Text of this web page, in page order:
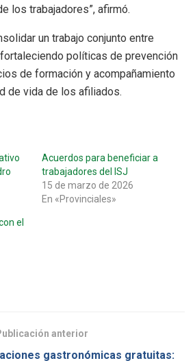
los trabajadores”, afirmó.
un trabajo conjunto entre
políticas de prevención
de formación y acompañamiento
de vida de los afiliados.
Acuerdos para beneficiar a
trabajadores del ISJ
15 de marzo de 2026
En «Provinciales»
el
anterior
gastronómicas gratuitas: